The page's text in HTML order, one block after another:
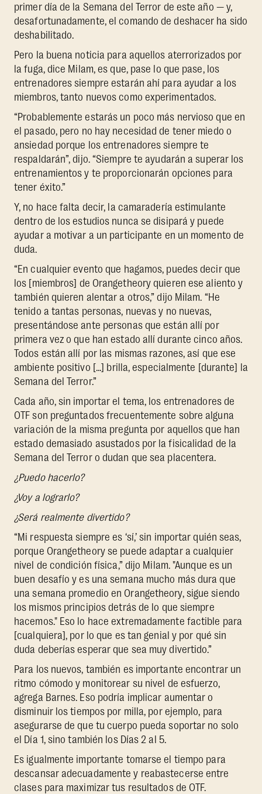
primer día de la Semana del Terror de este año — y,
desafortunadamente, el comando de deshacer ha sido
deshabilitado.
Pero la buena noticia para aquellos aterrorizados por
la fuga, dice Milam, es que, pase lo que pase, los
entrenadores siempre estarán ahí para ayudar a los
miembros, tanto nuevos como experimentados.
“Probablemente estarás un poco más nervioso que en
el pasado, pero no hay necesidad de tener miedo o
ansiedad porque los entrenadores siempre te
respaldarán”, dijo. “Siempre te ayudarán a superar los
entrenamientos y te proporcionarán opciones para
tener éxito.”
Y, no hace falta decir, la camaradería estimulante
dentro de los estudios nunca se disipará y puede
ayudar a motivar a un participante en un momento de
duda.
“En cualquier evento que hagamos, puedes decir que
los [miembros] de Orangetheory quieren ese aliento y
también quieren alentar a otros,” dijo Milam. “He
tenido a tantas personas, nuevas y no nuevas,
presentándose ante personas que están allí por
primera vez o que han estado allí durante cinco años.
Todos están allí por las mismas razones, así que ese
ambiente positivo [...] brilla, especialmente [durante] la
Semana del Terror.”
Cada año, sin importar el tema, los entrenadores de
OTF son preguntados frecuentemente sobre alguna
variación de la misma pregunta por aquellos que han
estado demasiado asustados por la fisicalidad de la
Semana del Terror o dudan que sea placentera.
¿Puedo hacerlo?
¿Voy a lograrlo?
¿Será realmente divertido?
“Mi respuesta siempre es ‘sí,’ sin importar quién seas,
porque Orangetheory se puede adaptar a cualquier
nivel de condición física,” dijo Milam. "Aunque es un
buen desafío y es una semana mucho más dura que
una semana promedio en Orangetheory, sigue siendo
los mismos principios detrás de lo que siempre
hacemos." Eso lo hace extremadamente factible para
[cualquiera], por lo que es tan genial y por qué sin
duda deberías esperar que sea muy divertido.”
Para los nuevos, también es importante encontrar un
ritmo cómodo y monitorear su nivel de esfuerzo,
agrega Barnes. Eso podría implicar aumentar o
disminuir los tiempos por milla, por ejemplo, para
asegurarse de que tu cuerpo pueda soportar no solo
el Día 1, sino también los Días 2 al 5.
Es igualmente importante tomarse el tiempo para
descansar adecuadamente y reabastecerse entre
clases para maximizar tus resultados de OTF.